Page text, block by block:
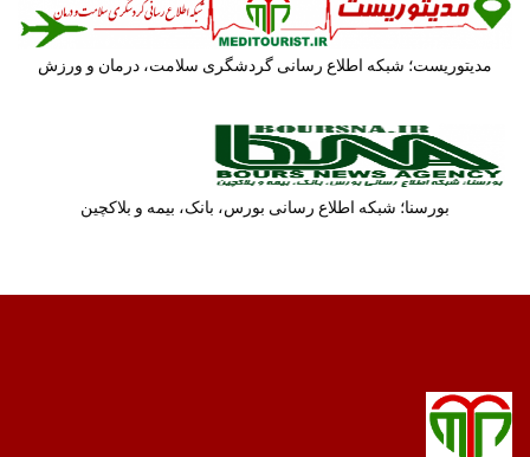
مدیتوریست؛ شبکه اطلاع رسانی گردشگری سلامت، درمان و ورزش
بورسنا؛ شبکه اطلاع رسانی بورس، بانک، بیمه و بلاکچین